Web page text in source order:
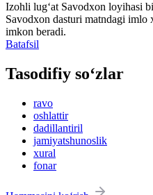
Izohli lugʻat Savodxon loyihasi
Savodxon dasturi matndagi imlo
imkon beradi.
Batafsil
Tasodifiy so‘zlar
ravo
oshlattir
dadillantiril
jamiyatshunoslik
xural
fonar